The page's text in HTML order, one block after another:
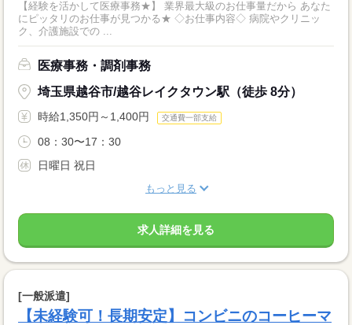
【経験を活かして医療事務★】 業界最大級のお仕事量だから あなた
にピッタリのお仕事が見つかる★ ◇お仕事内容◇ 病院やクリニッ
ク、介護施設での ...
医療事務・調剤事務
埼玉県越谷市/越谷レイクタウン駅（徒歩 8分）
時給1,350円～1,400円 交通費一部支給
08：30〜17：30
日曜日 祝日
もっと見る
求人詳細を見る
[一般派遣]
【未経験可！長期安定】コンビニのコーヒーマ